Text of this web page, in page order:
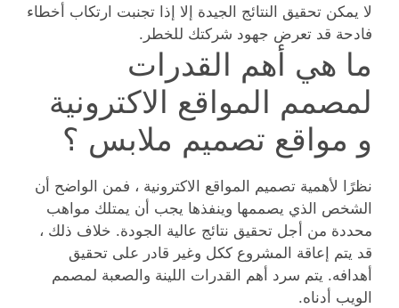
لا يمكن تحقيق النتائج الجيدة إلا إذا تجنبت ارتكاب أخطاء
فادحة قد تعرض جهود شركتك للخطر.
ما هي أهم القدرات
لمصمم المواقع الاكترونية
و مواقع تصميم ملابس ؟
نظرًا لأهمية تصميم المواقع الاكترونية ، فمن الواضح أن
الشخص الذي يصممها وينفذها يجب أن يمتلك مواهب
محددة من أجل تحقيق نتائج عالية الجودة. خلاف ذلك ،
قد يتم إعاقة المشروع ككل وغير قادر على تحقيق
أهدافه. يتم سرد أهم القدرات اللينة والصعبة لمصمم
الويب أدناه.